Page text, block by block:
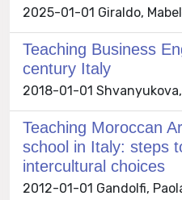
2025-01-01 Giraldo,
Teaching Business
century Italy
2018-01-01
Teaching Moroccan
school in Italy: steps
intercultural choices
2012-01-01 Gandolfi,